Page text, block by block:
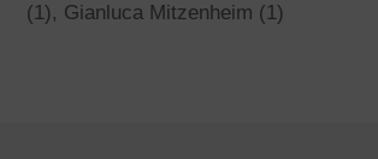
(1), Gianluca Mitzenheim (1)